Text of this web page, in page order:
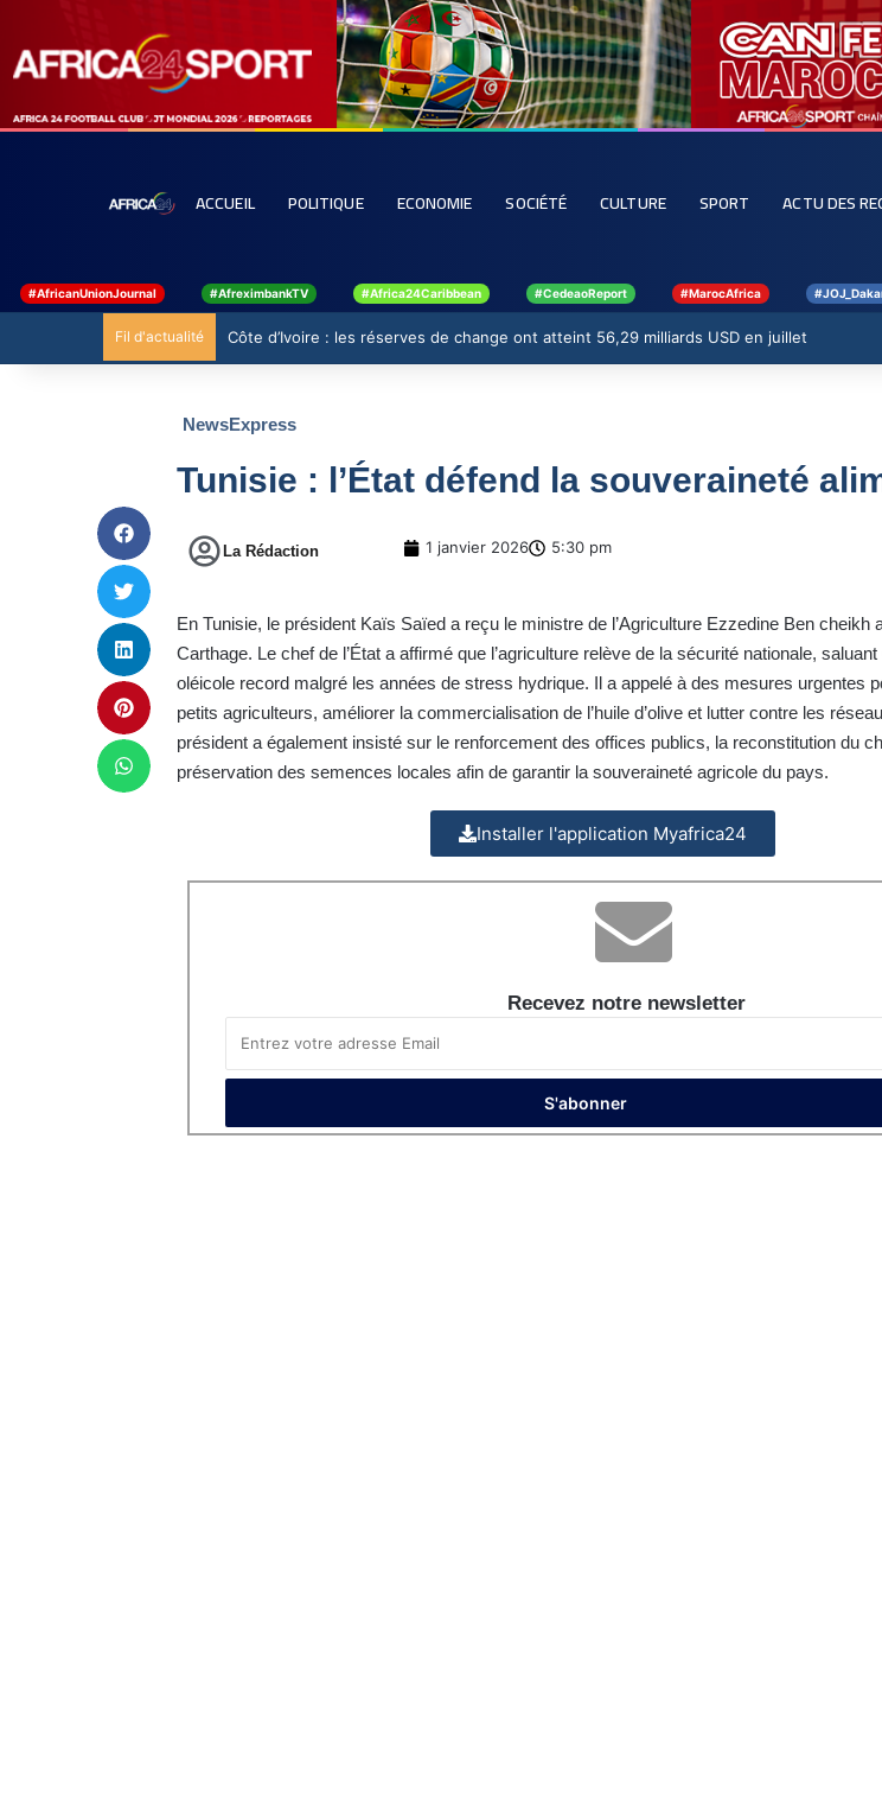
ACCUEIL POLITIQUE ECONOMIE SOCIÉTÉ CULTURE SPORT ACTU DES
#AfricanUnionJournal #AfreximbankTV #Africa24Caribbean #CedeaoReport #MarocAfrica
Fil d'actualité Côte d’Ivoire : les réserves de change ont atteint 56,29 milliards USD en juillet
NewsExpress
Tunisie : l’État défend la souveraineté
La Rédaction 1 janvier 2026 5:30 pm
En Tunisie, le président Kaïs Saïed a reçu le ministre de l’Agriculture Ezzedine Ben cheikh
Carthage. Le chef de l’État a affirmé que l’agriculture relève de la sécurité nationale,
oléicole record malgré les années de stress hydrique. Il a appelé à des mesures urgentes
petits agriculteurs, améliorer la commercialisation de l’huile d’olive et lutter contre les
président a également insisté sur le renforcement des offices publics, la reconstitution du
préservation des semences locales afin de garantir la souveraineté agricole du pays.
Installer l'application Myafrica24
Recevez notre newsletter